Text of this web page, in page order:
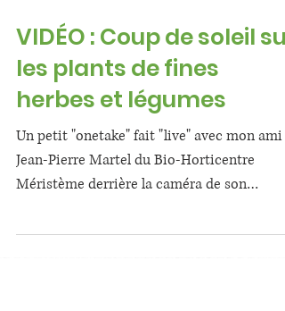
VIDÉO : Coup de soleil sur
les plants de fines
herbes et légumes
Un petit "onetake" fait "live" avec mon ami
Jean-Pierre Martel du Bio-Horticentre
Méristème derrière la caméra de son